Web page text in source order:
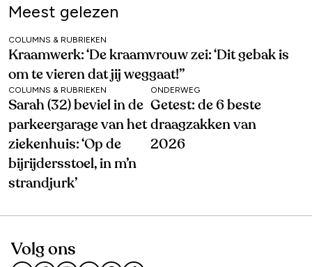
Meest gelezen
COLUMNS & RUBRIEKEN
Kraamwerk: ‘De kraamvrouw zei: ‘Dit gebak is
om te vieren dat jij weggaat!’’
COLUMNS & RUBRIEKEN
Sarah (32) beviel in de
parkeergarage van het
ziekenhuis: ‘Op de
bijrijdersstoel, in m’n
strandjurk’
ONDERWEG
Getest: de 6 beste
draagzakken van
2026
Volg ons